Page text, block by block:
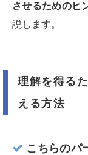
させるためのヒ
説します。
理解を得る
える方法
こちらのパ